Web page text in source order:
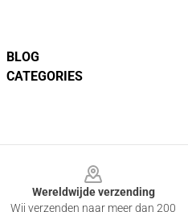
BLOG
CATEGORIES
Wereldwijde verzending
Wij verzenden naar meer dan 200